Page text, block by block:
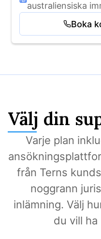
australiensiska
Boka
Välj din
Varje plan
från Terns
noggrann
inlämning. Välj
du vill ha